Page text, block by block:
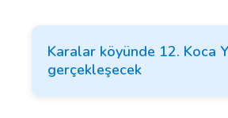
Karalar köyünde 12. Koca
gerçekleşecek